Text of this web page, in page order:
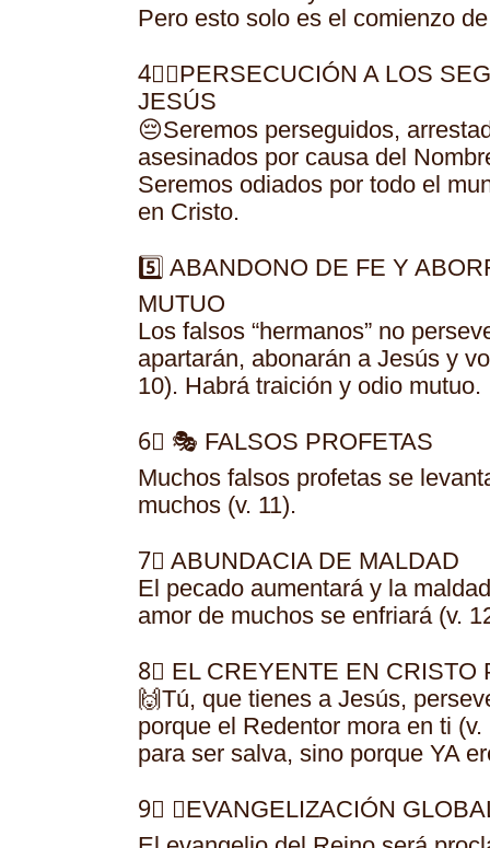
Pero esto solo es el comienzo
4⃣⛓PERSECUCIÓN A LOS
JESÚS
😔Seremos perseguidos,
asesinados por causa del
Seremos odiados por todo el
en Cristo.
5️⃣ ABANDONO DE FE Y
MUTUO
Los falsos “hermanos” no
apartarán, abonarán a Jesús y
10). Habrá traición y odio
6⃣ 🎭 FALSOS PROFETAS
Muchos falsos profetas se
muchos (v. 11).
7⃣ ABUNDACIA DE MALDAD
El pecado aumentará y la
amor de muchos se enfriará (v.
8⃣ EL CREYENTE EN CRISTO
🙌Tú, que tienes a Jesús,
porque el Redentor mora en ti
para ser salva, sino porque YA
9⃣ 🗣EVANGELIZACIÓN